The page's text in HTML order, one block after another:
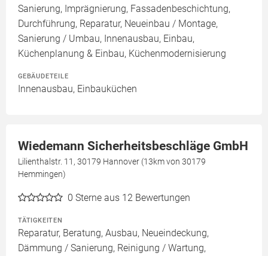
Sanierung, Imprägnierung, Fassadenbeschichtung,
Durchführung, Reparatur, Neueinbau / Montage,
Sanierung / Umbau, Innenausbau, Einbau,
Küchenplanung & Einbau, Küchenmodernisierung
GEBÄUDETEILE
Innenausbau, Einbauküchen
Wiedemann Sicherheitsbeschläge GmbH
Lilienthalstr. 11, 30179 Hannover (13km von 30179
Hemmingen)
0 Sterne aus 12 Bewertungen
TÄTIGKEITEN
Reparatur, Beratung, Ausbau, Neueindeckung,
Dämmung / Sanierung, Reinigung / Wartung,